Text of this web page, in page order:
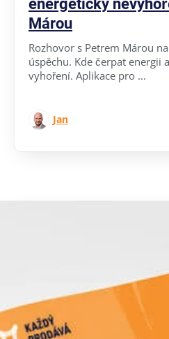
energeticky
Márou
Rozhovor s Petrem Márou
úspěchu. Kde čerpat energii
vyhoření. Aplikace pro ...
Jan